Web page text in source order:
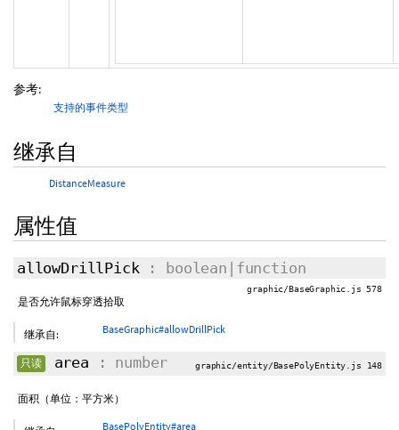
参考:
支持的事件类型
继承自
DistanceMeasure
属性值
allowDrillPick: boolean|function
graphic/BaseGraphic.js 578
是否允许鼠标穿透拾取
继承自: BaseGraphic#allowDrillPick
只读 area : number graphic/entity/BasePolyEntity.js 148
面积（单位：平方米）
BasePolyEntity#area